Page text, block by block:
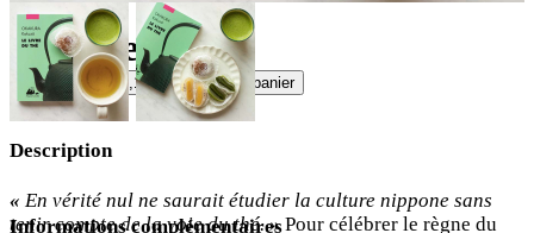
Exclu web
Le livre du thé
quantité
de
Le
livre
thé
6,10 - Ajouter au panier
Description
« En vérité nul ne saurait étudier la culture nippone sans
tenir compte de la voie du thé. »Pour célébrer le règne du
Informations complémentaires